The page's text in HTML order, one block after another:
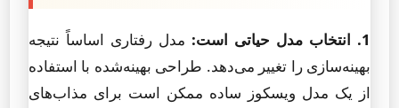
1. انتخاب مدل حیاتی است:
مدل رفتاری اساساً نتیجه
بهینه‌سازی را تغییر می‌دهد. طراحی بهینه‌شده با استفاده
از یک مدل ویسکوز ساده ممکن است برای مذاب‌های